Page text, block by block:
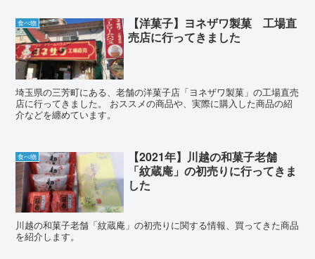
食べ物
【洋菓子】ヨネザワ製菓 工場直
売店に行ってきました
埼玉県の三芳町にある、老舗の洋菓子店「ヨネザワ製菓」の工場直売
店に行ってきました。 おススメの商品や、実際に購入した商品の紹
介などを纏めています。
食べ物
【2021年】川越の和菓子老舗
「紋蔵庵」の初売りに行ってきま
した
川越の和菓子老舗「紋蔵庵」の初売りに関する情報、買ってきた商品
を紹介します。